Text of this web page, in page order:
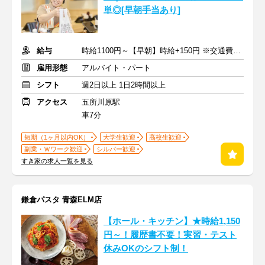
単◎[早朝手当あり]
給与
時給1100円～【早朝】時給+150円 ※交通費支給
雇用形態
アルバイト・パート
シフト
週2日以上 1日2時間以上
アクセス
五所川原駅
車7分
短期（1ヶ月以内OK） 大学生歓迎
高校生歓迎
副業・Ｗワーク歓迎
シルバー歓迎
すき家の求人一覧を見る
鎌倉パスタ 青森ELM店
【ホール・キッチン】★時給1,150
円～！履歴書不要！実習・テスト
休みOKのシフト制！